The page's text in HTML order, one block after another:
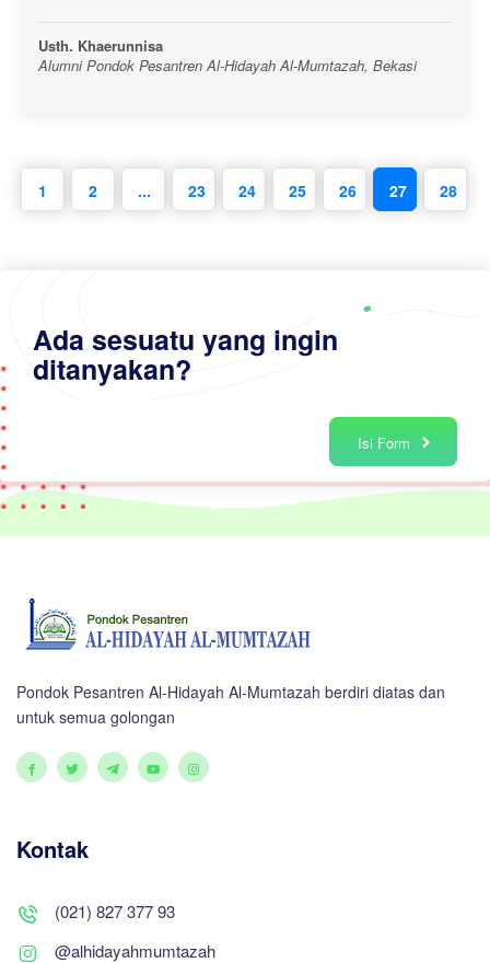
Usth. Khaerunnisa
Alumni Pondok Pesantren Al-Hidayah Al-Mumtazah, Bekasi
1 2 ... 23 24 25 26 27 28
Ada sesuatu yang ingin
ditanyakan?
Isi Form
Pondok Pesantren Al-Hidayah Al-Mumtazah berdiri diatas dan
untuk semua golongan
Kontak
(021) 827 377 93
@alhidayahmumtazah